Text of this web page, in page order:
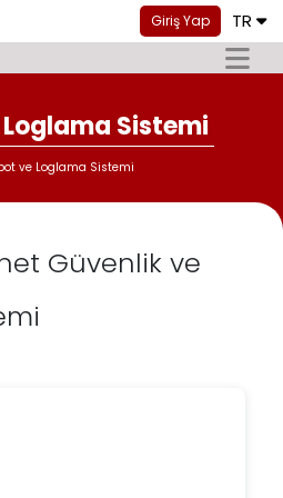
Giriş Yap TR
Sistemi
ve Loglama Sistemi
Güvenlik ve